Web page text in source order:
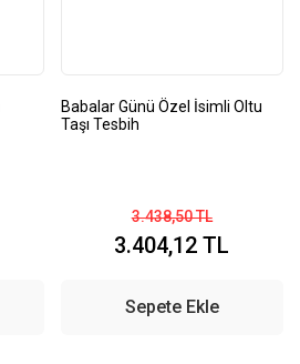
Babalar Günü Özel İsimli Oltu
Taşı Tesbih
3.438,50 TL
3.404,12 TL
Sepete Ekle